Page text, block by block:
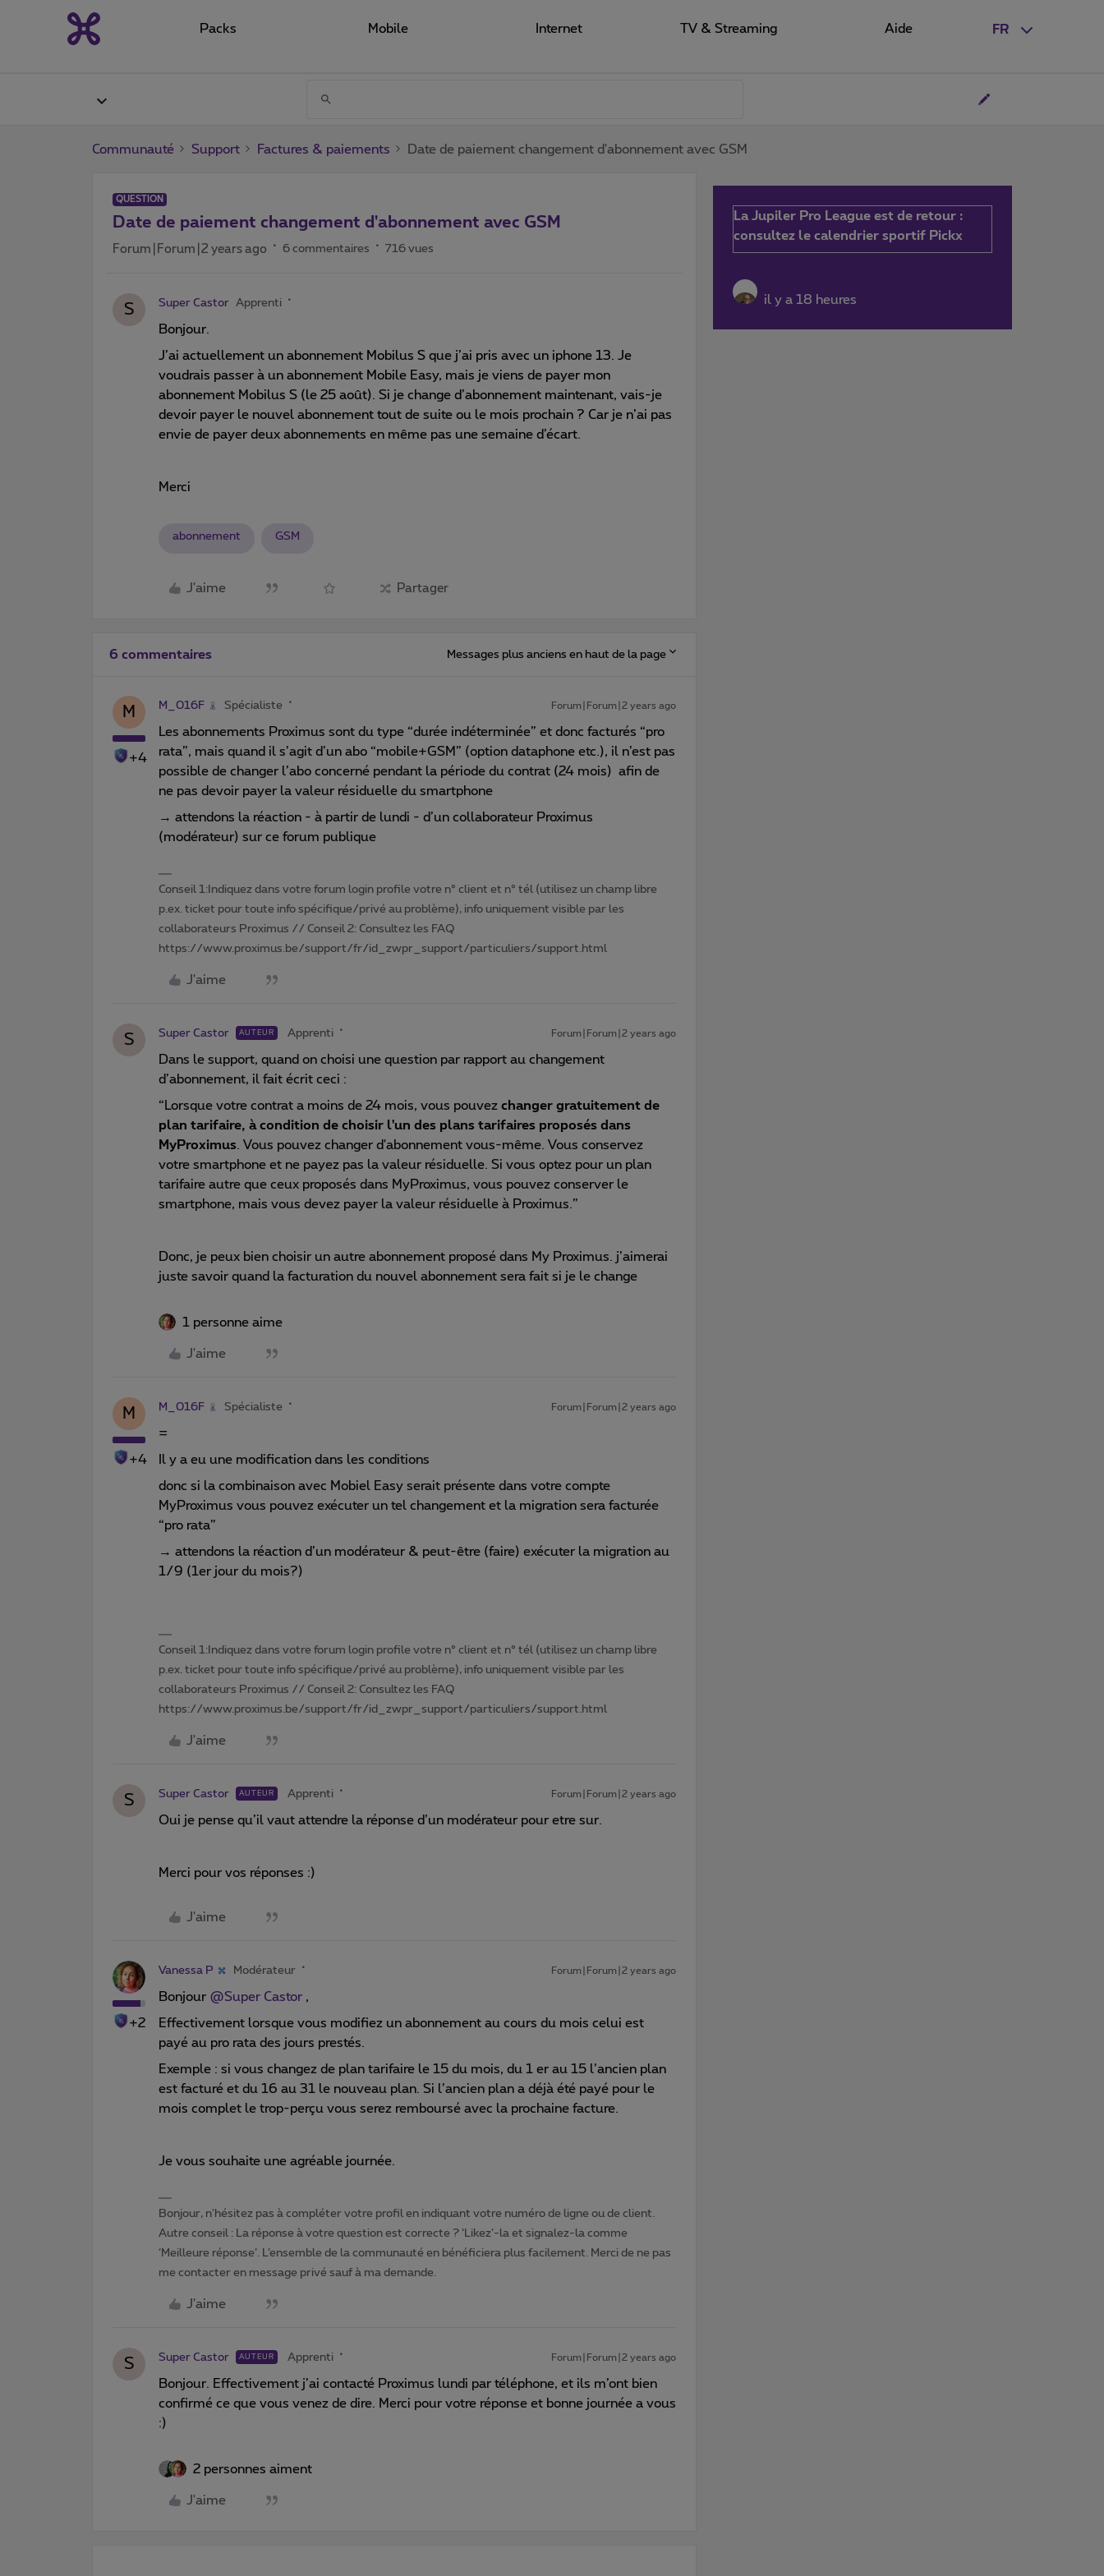
FR
Packs Mobile Internet TV & Streaming Aide
Communauté Support Factures & paiements Date de paiement changement d'abonnement avec GSM
QUESTION
Date de paiement changement d'abonnement avec GSM
Forum|Forum|2 years ago 6 commentaires 716 vues
S Super Castor Apprenti
Bonjour.
J’ai actuellement un abonnement Mobilus S que j’ai pris avec un iphone 13. Je
voudrais passer à un abonnement Mobile Easy, mais je viens de payer mon
abonnement Mobilus S (le 25 août). Si je change d’abonnement maintenant, vais-je
devoir payer le nouvel abonnement tout de suite ou le mois prochain ? Car je n’ai pas
envie de payer deux abonnements en même pas une semaine d’écart.
Merci
abonnement GSM
J'aime Partager
6 commentaires Messages plus anciens en haut de la page
M
+4
M_016F Spécialiste Forum|Forum|2 years ago
Les abonnements Proximus sont du type “durée indéterminée” et donc facturés “pro
rata”, mais quand il s’agit d’un abo “mobile+GSM” (option dataphone etc.), il n’est pas
possible de changer l’abo concerné pendant la période du contrat (24 mois) afin de
ne pas devoir payer la valeur résiduelle du smartphone
→ attendons la réaction - à partir de lundi - d’un collaborateur Proximus
(modérateur) sur ce forum publique
Conseil 1:Indiquez dans votre forum login profile votre n° client et n° tél (utilisez un champ libre
p.ex. ticket pour toute info spécifique/privé au problème), info uniquement visible par les
collaborateurs Proximus // Conseil 2: Consultez les FAQ
https://www.proximus.be/support/fr/id_zwpr_support/particuliers/support.html
J'aime
S Super Castor AUTEUR Apprenti Forum|Forum|2 years ago
Dans le support, quand on choisi une question par rapport au changement
d’abonnement, il fait écrit ceci :
“Lorsque votre contrat a moins de 24 mois, vous pouvez changer gratuitement de
plan tarifaire, à condition de choisir l'un des plans tarifaires proposés dans
MyProximus . Vous pouvez changer d'abonnement vous-même. Vous conservez
votre smartphone et ne payez pas la valeur résiduelle. Si vous optez pour un plan
tarifaire autre que ceux proposés dans MyProximus, vous pouvez conserver le
smartphone, mais vous devez payer la valeur résiduelle à Proximus.”
Donc, je peux bien choisir un autre abonnement proposé dans My Proximus. j’aimerai
juste savoir quand la facturation du nouvel abonnement sera fait si je le change
1 personne aime
J'aime
M
+4
M_016F Spécialiste Forum|Forum|2 years ago
=
Il y a eu une modification dans les conditions
donc si la combinaison avec Mobiel Easy serait présente dans votre compte
MyProximus vous pouvez exécuter un tel changement et la migration sera facturée
“pro rata”
→ attendons la réaction d’un modérateur & peut-être (faire) exécuter la migration au
1/9 (1er jour du mois?)
Conseil 1:Indiquez dans votre forum login profile votre n° client et n° tél (utilisez un champ libre
p.ex. ticket pour toute info spécifique/privé au problème), info uniquement visible par les
collaborateurs Proximus // Conseil 2: Consultez les FAQ
https://www.proximus.be/support/fr/id_zwpr_support/particuliers/support.html
J'aime
S Super Castor AUTEUR Apprenti Forum|Forum|2 years ago
Oui je pense qu’il vaut attendre la réponse d’un modérateur pour etre sur.
Merci pour vos réponses :)
J'aime
+2
Vanessa P Modérateur Forum|Forum|2 years ago
Bonjour @Super Castor ,
Effectivement lorsque vous modifiez un abonnement au cours du mois celui est
payé au pro rata des jours prestés.
Exemple : si vous changez de plan tarifaire le 15 du mois, du 1 er au 15 l’ancien plan
est facturé et du 16 au 31 le nouveau plan. Si l’ancien plan a déjà été payé pour le
mois complet le trop-perçu vous serez remboursé avec la prochaine facture.
Je vous souhaite une agréable journée.
Bonjour, n'hésitez pas à compléter votre profil en indiquant votre numéro de ligne ou de client.
Autre conseil : La réponse à votre question est correcte ? ‘Likez’-la et signalez-la comme
‘Meilleure réponse’. L’ensemble de la communauté en bénéficiera plus facilement. Merci de ne pas
me contacter en message privé sauf à ma demande.
J'aime
S Super Castor AUTEUR Apprenti Forum|Forum|2 years ago
Bonjour. Effectivement j’ai contacté Proximus lundi par téléphone, et ils m’ont bien
confirmé ce que vous venez de dire. Merci pour votre réponse et bonne journée a vous
:)
2 personnes aiment
J'aime
La Jupiler Pro League est de retour :
consultez le calendrier sportif Pickx
il y a 18 heures